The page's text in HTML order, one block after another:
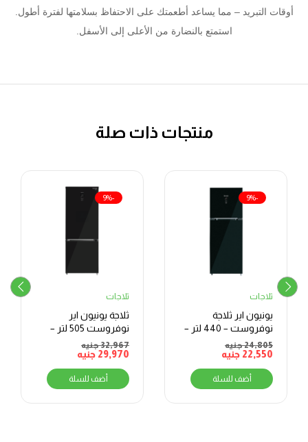
أوقات التبريد – مما يساعد أطعمتك على الاحتفاظ بسلامتها لفترة أطول.
استمتع بالنضارة من الأعلى إلى الأسفل.
منتجات ذات صلة
-9%
ثلاجات
يونيون اير ثلاجة
نوفروست – 440 لتر –
ديجيتال – انفرتر – أسود
24,805جنيه
22,550 جنيه
أضف للسلة
-9%
ثلاجات
ثلاجة يونيون اير
نوفروست 505 لتر –
كومبي – ديجيتال –
بلوتوث
32,967جنيه
29,970 جنيه
أضف للسلة